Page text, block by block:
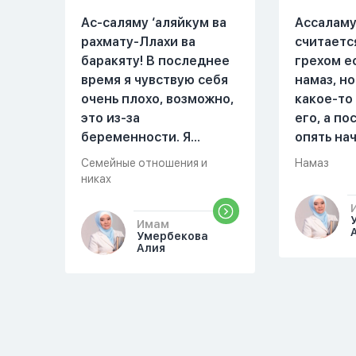
Ас-саляму ‘аляйкум ва
рахмату-Ллахи ва
баракяту! В последнее
время я чувствую себя
очень плохо, возможно,
это из-за
беременности. Я
разбудила мужа и
рассказала ему, что со
происходит,он потом
обратно ложился спать
это было около
Семейные отношения и
никах
Имам
Умербекова
Алия
грехом
намаз,
какое-
его, а
опять
можете
Намаз